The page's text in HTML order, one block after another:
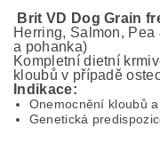
Brit VD Dog Grain
Herring, Salmon,
a pohanka)
Kompletní dietní
kloubů v případě
Indikace:
Onemocnění kloubů
Genetická